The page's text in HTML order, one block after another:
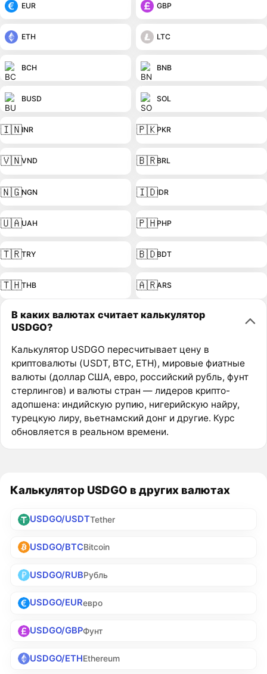
EUR GBP
ETH LTC
BCH BNB
BUSD SOL
🇮🇳INR 🇵🇰PKR
🇻🇳VND 🇧🇷BRL
🇳🇬NGN 🇮🇩IDR
🇺🇦UAH 🇵🇭PHP
🇹🇷TRY 🇧🇩BDT
🇹🇭THB 🇦🇷ARS
В каких валютах считает калькулятор
USDGO?
Калькулятор USDGO пересчитывает цену в
криптовалюты (USDT, BTC, ETH), мировые фиатные
валюты (доллар США, евро, российский рубль, фунт
стерлингов) и валюты стран — лидеров крипто-
адопшена: индийскую рупию, нигерийскую найру,
турецкую лиру, вьетнамский донг и другие. Курс
обновляется в реальном времени.
Калькулятор USDGO в других валютах
USDGO/USDTTether
USDGO/BTCBitcoin
USDGO/RUBРубль
USDGO/EURевро
USDGO/GBPФунт
USDGO/ETHEthereum